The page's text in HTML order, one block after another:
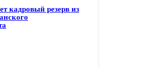
кадровый резерв из